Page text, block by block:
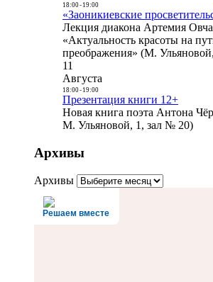
18:00- 19:00
«Заоникиевские
Лекция диакона Артемия
«Актуальность красоты на
преображения» (М.
11
Августа
18:00- 19:00
Презентация книги 12+
Новая книга поэта Антона
М. Ульяновой, 1, зал № 20)
Архивы
Архивы
Решаем вместе